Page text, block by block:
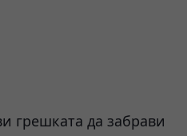
грешката да забрави